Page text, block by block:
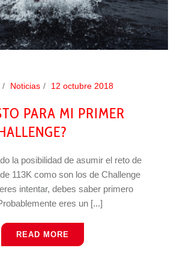
Noticias 12 octubre 2018
PARA MI PRIMER
la posibilidad de asumir el reto de
113K como son los de Challenge
intentar, debes saber primero
eres un [...]
READ MORE